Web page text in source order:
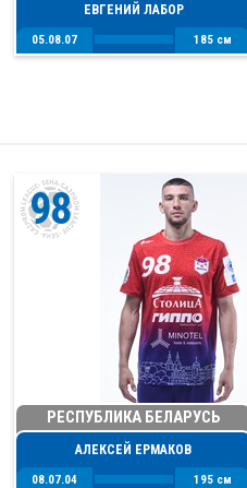
ЕВГЕНИЙ ЛАБОР
05.08.07 185 см
98
РЕСПУБЛИКА БЕЛАРУСЬ
АЛЕКСЕЙ ЕРМАКОВ
08.07.04 195 см